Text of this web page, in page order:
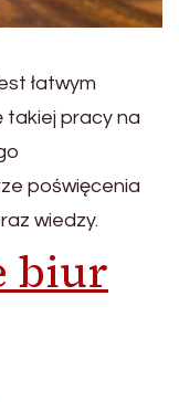
łatwym
takiej pracy na
poświęcenia
wiedzy.
biur